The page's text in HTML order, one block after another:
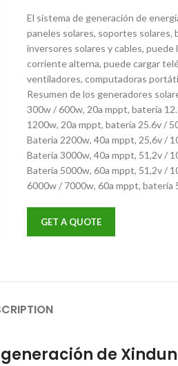
El sistema de generación de
paneles solares, soportes
inversores solares y cables,
corriente alterna, puede cargar
ventiladores, computadoras
Resumen de los generadores
300w / 600w, 20a mppt, batería
1200w, 20a mppt, batería 25.6v /
Batería 2200w, 40a mppt, 25,6v /
Batería 3000w, 40a mppt, 51,2v /
Batería 5000w, 60a mppt, 51,2v /
6000w / 7000w, 60a mppt, batería
GET A QUOTE
de